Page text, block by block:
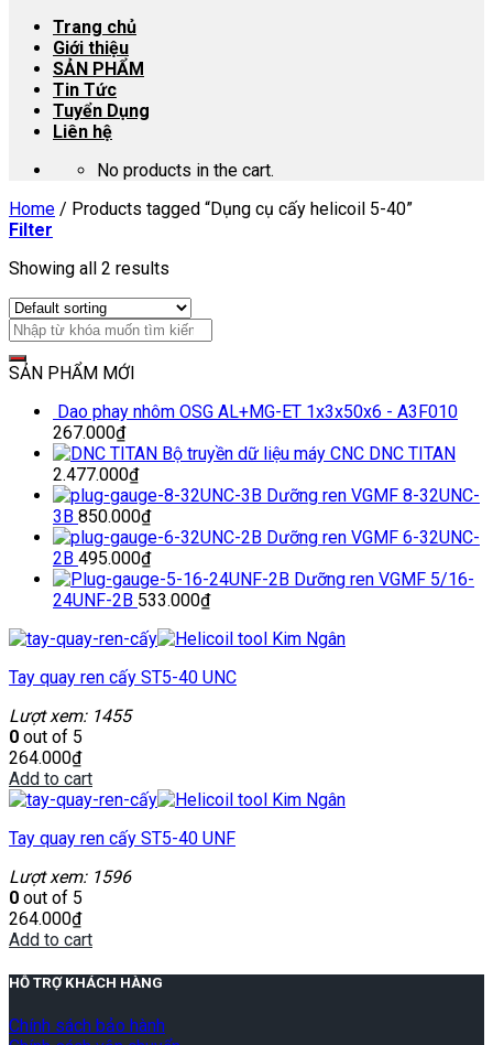
Trang chủ
Giới thiệu
SẢN PHẨM
Tin Tức
Tuyển Dụng
Liên hệ
No products in the cart.
Home / Products tagged “Dụng cụ cấy helicoil 5-40”
Filter
Showing all 2 results
SẢN PHẨM MỚI
Dao phay nhôm OSG AL+MG-ET 1x3x50x6 - A3F010
267.000₫
Bộ truyền dữ liệu máy CNC DNC TITAN
2.477.000₫
Dưỡng ren VGMF 8-32UNC-
3B 850.000₫
Dưỡng ren VGMF 6-32UNC-
2B 495.000₫
Dưỡng ren VGMF 5/16-
24UNF-2B 533.000₫
Tay quay ren cấy ST5-40 UNC
Lượt xem: 1455
0 out of 5
264.000₫
Add to cart
Tay quay ren cấy ST5-40 UNF
Lượt xem: 1596
0 out of 5
264.000₫
Add to cart
HỖ TRỢ KHÁCH HÀNG
Chính sách bảo hành